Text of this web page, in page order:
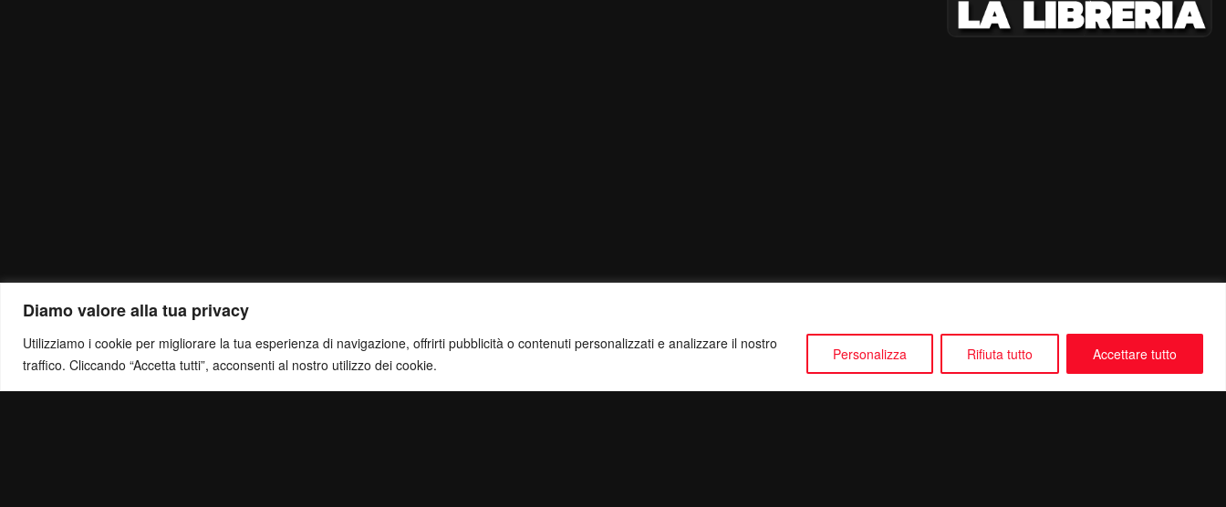
Diamo valore alla tua privacy
Utilizziamo i cookie per migliorare la tua esperienza di navigazione, offrirti pubblicità o contenuti personalizzati e analizzare il nostro
traffico. Cliccando “Accetta tutti”, acconsenti al nostro utilizzo dei cookie.
Personalizza Rifiuta tutto Accettare tutto